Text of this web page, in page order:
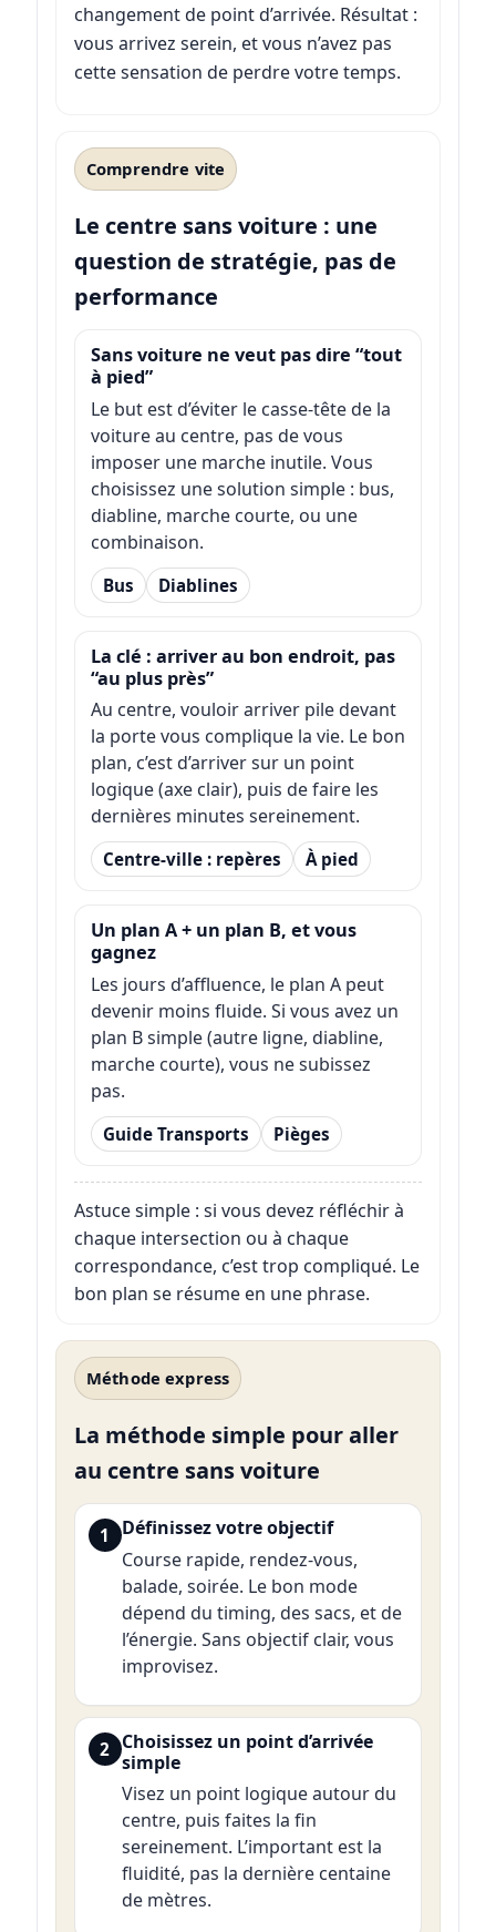
changement de point d’arrivée. Résultat :
vous arrivez serein, et vous n’avez pas
cette sensation de perdre votre temps.
Comprendre vite
Le centre sans voiture : une
question de stratégie, pas de
performance
Sans voiture ne veut pas dire “tout
à pied”
Le but est d’éviter le casse-tête de la
voiture au centre, pas de vous
imposer une marche inutile. Vous
choisissez une solution simple : bus,
diabline, marche courte, ou une
combinaison.
Bus Diablines
La clé : arriver au bon endroit, pas
“au plus près”
Au centre, vouloir arriver pile devant
la porte vous complique la vie. Le bon
plan, c’est d’arriver sur un point
logique (axe clair), puis de faire les
dernières minutes sereinement.
Centre-ville : repères À pied
Un plan A + un plan B, et vous
gagnez
Les jours d’affluence, le plan A peut
devenir moins fluide. Si vous avez un
plan B simple (autre ligne, diabline,
marche courte), vous ne subissez
pas.
Guide Transports Pièges
Astuce simple : si vous devez réfléchir à
chaque intersection ou à chaque
correspondance, c’est trop compliqué. Le
bon plan se résume en une phrase.
Méthode express
La méthode simple pour aller
au centre sans voiture
1
Définissez votre objectif
Course rapide, rendez-vous,
balade, soirée. Le bon mode
dépend du timing, des sacs, et de
l’énergie. Sans objectif clair, vous
improvisez.
2 Choisissez un point d’arrivée
simple
Visez un point logique autour du
centre, puis faites la fin
sereinement. L’important est la
fluidité, pas la dernière centaine
de mètres.